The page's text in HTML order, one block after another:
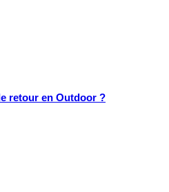
retour en Outdoor ?